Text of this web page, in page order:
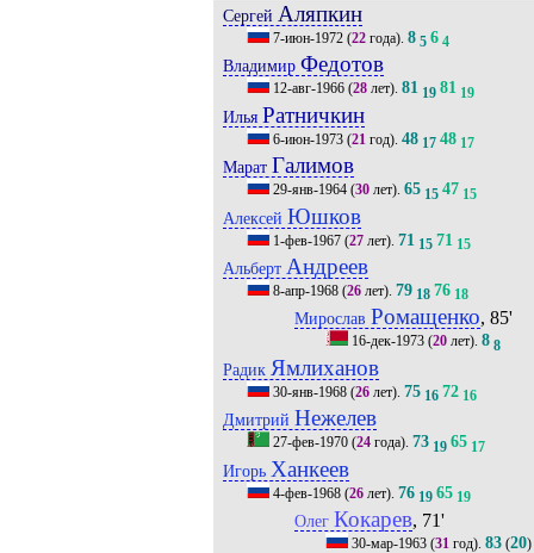
Сергей Аляпкин
7-июн-1972(22года). 8 5 6 4
Владимир Федотов
12-авг-1966(28лет). 81 19 81 19
Илья Ратничкин
6-июн-1973(21 год). 48 17 48 17
Марат Галимов
29-янв-1964(30лет). 65 15 47 15
Алексей Юшков
1-фев-1967(27лет). 71 15 71 15
Альберт Андреев
8-апр-1968(26лет). 79 18 76 18
Мирослав Ромащенко, 85'
16-дек-1973 (20 лет).8 8
Радик Ямлиханов
30-янв-1968(26лет). 75 16 72 16
Дмитрий Нежелев
27-фев-1970(24года). 73 19 65 17
Игорь Ханкеев
4-фев-1968(26лет). 76 19 65 19
Олег Кокарев, 71'
30-мар-1963 (31 год).83 (20)